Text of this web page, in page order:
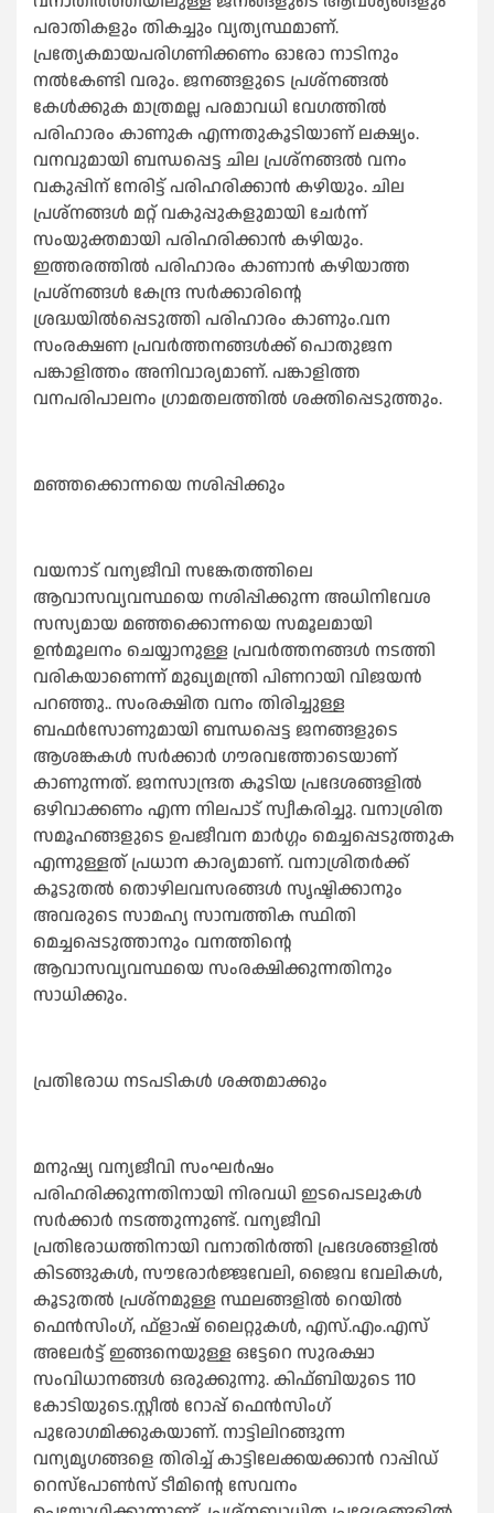
പരാതികളും തികച്ചും വ്യത്യസ്ഥമാണ്.
പ്രത്യേകമായപരിഗണിക്കണം ഓരോ നാടിനും
നല്‍കേണ്ടി വരും. ജനങ്ങളുടെ പ്രശ്‌നങ്ങല്‍
കേള്‍ക്കുക മാത്രമല്ല പരമാവധി വേഗത്തില്‍
പരിഹാരം കാണുക എന്നതുകൂടിയാണ് ലക്ഷ്യം.
വനവുമായി ബന്ധപ്പെട്ട ചില പ്രശ്‌നങ്ങല്‍ വനം
വകുപ്പിന് നേരിട്ട് പരിഹരിക്കാന്‍ കഴിയും. ചില
പ്രശ്‌നങ്ങള്‍ മറ്റ് വകുപ്പുകളുമായി ചേര്‍ന്ന്
സംയുക്തമായി പരിഹരിക്കാന്‍ കഴിയും.
ഇത്തരത്തില്‍ പരിഹാരം കാണാന്‍ കഴിയാത്ത
പ്രശ്‌നങ്ങള്‍ കേന്ദ്ര സര്‍ക്കാരിന്റെ
ശ്രദ്ധയില്‍പ്പെടുത്തി പരിഹാരം കാണും.വന
സംരക്ഷണ പ്രവര്‍ത്തനങ്ങള്‍ക്ക് പൊതുജന
പങ്കാളിത്തം അനിവാര്യമാണ്. പങ്കാളിത്ത
വനപരിപാലനം ഗ്രാമതലത്തില്‍ ശക്തിപ്പെടുത്തും.
മഞ്ഞക്കൊന്നയെ നശിപ്പിക്കും
വയനാട് വന്യജീവി സങ്കേതത്തിലെ
ആവാസവ്യവസ്ഥയെ നശിപ്പിക്കുന്ന അധിനിവേശ
സസ്യമായ മഞ്ഞക്കൊന്നയെ സമൂലമായി
ഉന്‍മൂലനം ചെയ്യാനുള്ള പ്രവര്‍ത്തനങ്ങള്‍ നടത്തി
വരികയാണെന്ന് മുഖ്യമന്ത്രി പിണറായി വിജയന്‍
പറഞ്ഞു.. സംരക്ഷിത വനം തിരിച്ചുള്ള
ബഫര്‍സോണുമായി ബന്ധപ്പെട്ട ജനങ്ങളുടെ
ആശങ്കകള്‍ സര്‍ക്കാര്‍ ഗൗരവത്തോടെയാണ്
കാണുന്നത്. ജനസാന്ദ്രത കൂടിയ പ്രദേശങ്ങളില്‍
ഒഴിവാക്കണം എന്ന നിലപാട് സ്വീകരിച്ചു. വനാശ്രിത
സമൂഹങ്ങളുടെ ഉപജീവന മാര്‍ഗ്ഗം മെച്ചപ്പെടുത്തുക
എന്നുള്ളത് പ്രധാന കാര്യമാണ്. വനാശ്രിതര്‍ക്ക്
കൂടുതല്‍ തൊഴിലവസരങ്ങള്‍ സൃഷ്ടിക്കാനും
അവരുടെ സാമഹ്യ സാമ്പത്തിക സ്ഥിതി
മെച്ചപ്പെടുത്താനും വനത്തിന്റെ
ആവാസവ്യവസ്ഥയെ സംരക്ഷിക്കുന്നതിനും
സാധിക്കും.
പ്രതിരോധ നടപടികള്‍ ശക്തമാക്കും
മനുഷ്യ വന്യജീവി സംഘര്‍ഷം
പരിഹരിക്കുന്നതിനായി നിരവധി ഇടപെടലുകള്‍
സര്‍ക്കാര്‍ നടത്തുന്നുണ്ട്. വന്യജീവി
പ്രതിരോധത്തിനായി വനാതിര്‍ത്തി പ്രദേശങ്ങളില്‍
കിടങ്ങുകള്‍, സൗരോര്‍ജ്ജവേലി, ജൈവ വേലികള്‍,
കൂടുതല്‍ പ്രശ്‌നമുള്ള സ്ഥലങ്ങളില്‍ റെയില്‍
ഫെന്‍സിംഗ്, ഫ്‌ളാഷ് ലൈറ്റുകള്‍, എസ്.എം.എസ്
അലേര്‍ട്ട് ഇങ്ങനെയുള്ള ഒട്ടേറെ സുരക്ഷാ
സംവിധാനങ്ങള്‍ ഒരുക്കുന്നു. കിഫ്ബിയുടെ 110
കോടിയുടെ.സ്റ്റീല്‍ റോപ്പ് ഫെന്‍സിംഗ്
പുരോഗമിക്കുകയാണ്. നാട്ടിലിറങ്ങുന്ന
വന്യമൃഗങ്ങളെ തിരിച്ച് കാട്ടിലേക്കയക്കാന്‍ റാപ്പിഡ്
റെസ്‌പോണ്‍സ് ടീമിന്റെ സേവനം